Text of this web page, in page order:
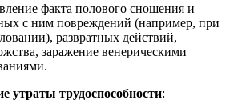
факта полового сношения и
с ним повреждений (например, при
развратных действий,
заражение венерическими
утраты трудоспособности: